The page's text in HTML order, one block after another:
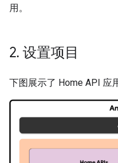
用。
2. 设置项目
下图展示了 Home API 应